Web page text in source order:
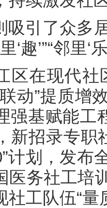
吸引了众多
里‘趣’”“邻里
区在现代社
联动”提质
强基赋能工
新招录专职
计划，发
医务社工培
工队伍“量